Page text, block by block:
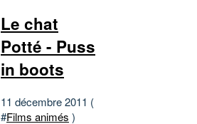
Le chat
Potté - Puss
in boots
11 décembre 2011 (
#Films animés )